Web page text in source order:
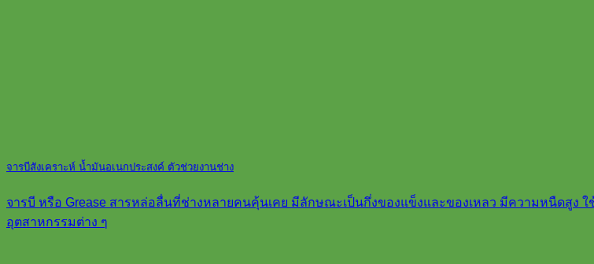
จารบีสังเคราะห์ น้ำมันอเนกประสงค์ ตัวช่วยงานช่าง
จารบี หรือ Grease สารหล่อลื่นที่ช่างหลายคนคุ้นเคย มีลักษณะเป็นกึ่งของแข็งและของเหลว มีความหนืดสูง
อุตสาหกรรมต่าง ๆ